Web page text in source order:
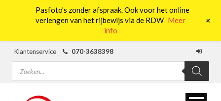
Klantenservice
070-3638398
Producten
zoeken
Pasfoto's zonder afspraak. Ook voor het online
verlengen van het rijbewijs via de RDW Meer
info
+